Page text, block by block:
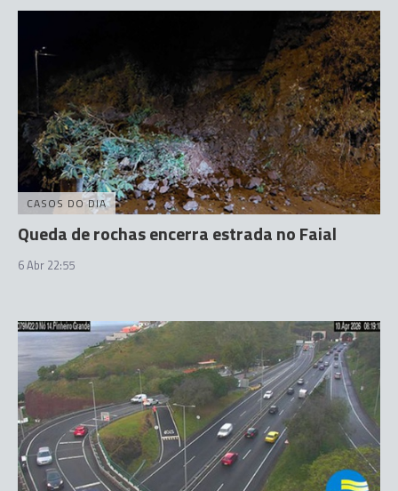
CASOS DO DIA
Queda de rochas encerra estrada no Faial
6 Abr 22:55